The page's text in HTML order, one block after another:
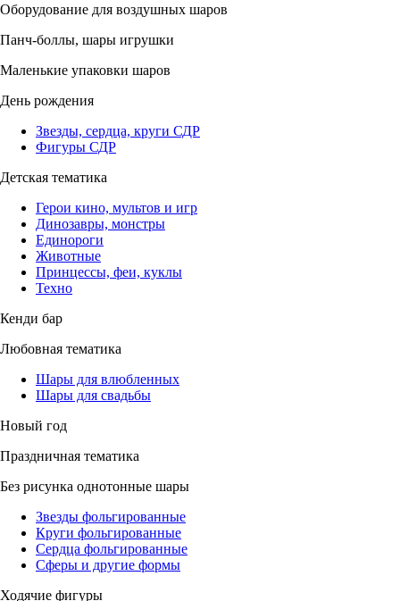
Оборудование для воздушных шаров
Панч-боллы, шары игрушки
Маленькие упаковки шаров
День рождения
Звезды, сердца, круги СДР
Фигуры СДР
Детская тематика
Герои кино, мультов и игр
Динозавры, монстры
Единороги
Животные
Принцессы, феи, куклы
Техно
Кенди бар
Любовная тематика
Шары для влюбленных
Шары для свадьбы
Новый год
Праздничная тематика
Без рисунка однотонные шары
Звезды фольгированные
Круги фольгированные
Сердца фольгированные
Сферы и другие формы
Ходячие фигуры